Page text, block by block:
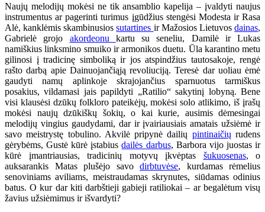
Naujų melodijų mokėsi ne tik ansamblio kapelija – įvaldyti naujus
instrumentus ar pagerinti turimus įgūdžius stengėsi Modesta ir Rasa
Alė, kanklėmis skambinusiossutartines ir Mažosios Lietuvosdainas,
Gabrielė grojo akordeonu kartu su seneliu, Damilė ir Lukas
namiškius linksmino smuiko ir armonikos duetu. Ūla karantino metu
gilinosi į tradicinę simboliką ir jos atspindžius tautosakoje, rengė
rašto darbą apie Dainuojančiąją revoliuciją. Teresė dar uoliau ėmė
gaudyti namų aplinkoje skrajojančius sparnuotus tarmiškus
posakius, vildamasi jais papildyti „Ratilio“ sakytinį lobyną. Bene
visi klausėsi dzūkų folkloro pateikėjų, mokėsi solo atlikimo, iš įrašų
mokėsi naujų dzūkiškų šokių, o kai kurie, ausimis dėmesingai
melodijų vingius gaudydami, dar ir įvairiausiais amatais užsiėmė ir
savo meistrystę tobulino. Akvilė pripynė dailių pintinaičių rudens
gėrybėms, Gustė kūrė įstabiusdailės darbus, Barbora vijo juostas ir
kūrė įmantriausias, tradicinių motyvų įkvėptas šukuosenas, o
auksarankis Matas plušėjo savo dirbtuvėse, kurdamas rėmelius
senoviniams aviliams, meistraudamas skrynutes, siūdamas odinius
batus. O kur dar kiti darbštieji gabieji ratiliokai – ar begalėtum visų
žavius užsiėmimus ir išvardyti?